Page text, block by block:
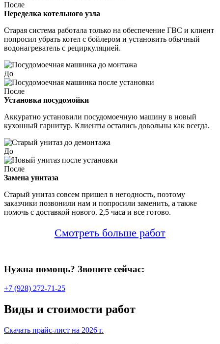
После
Переделка котельного узла
Старая система работала только на обеспечение ГВС и клиент
попросил убрать котел с бойлером и установить обычный
водонагреватель с рециркуляцией.
До
После
Установка посудомойки
Аккуратно установили посудомоечную машину в новый
кухонный гарнитур. Клиенты остались довольны как всегда.
До
После
Замена унитаза
Старый унитаз совсем пришел в негодность, поэтому
заказчики позвонили нам и попросили заменить, а также
помочь с доставкой нового. 2,5 часа и все готово.
Смотреть больше работ
Нужна помощь? Звоните сейчас:
+7 (928) 272-71-25
Виды и стоимости работ
Скачать прайс-лист на 2026 г.